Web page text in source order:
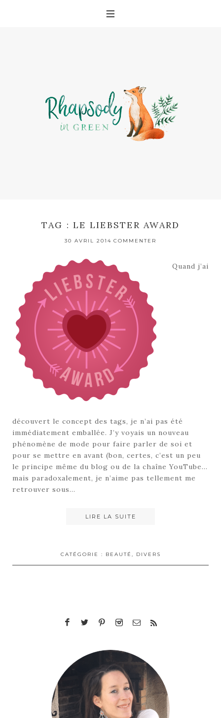
TAG : LE LIEBSTER AWARD
30 AVRIL 2014 COMMENTER
Quand j’ai
découvert le concept des tags, je n’ai pas été
immédiatement emballée. J’y voyais un nouveau
phénomène de mode pour faire parler de soi et
pour se mettre en avant (bon, certes, c’est un peu
le principe même du blog ou de la chaîne YouTube…
mais paradoxalement, je n’aime pas tellement me
retrouver sous…
LIRE LA SUITE
CATÉGORIE : BEAUTÉ , DIVERS